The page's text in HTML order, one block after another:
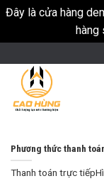
Đây là cửa hàng
hàng
to
content
Phương thức thanh
Thanh toán trực